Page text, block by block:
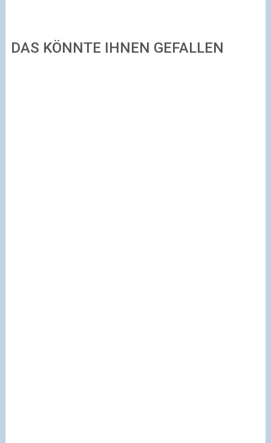
DAS KÖNNTE IHNEN GEFALLEN